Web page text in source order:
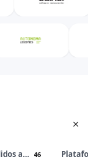
Apps de pedidos a domicilio 46